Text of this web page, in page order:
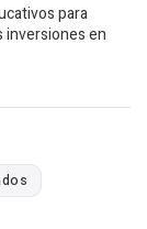
para
inversiones en